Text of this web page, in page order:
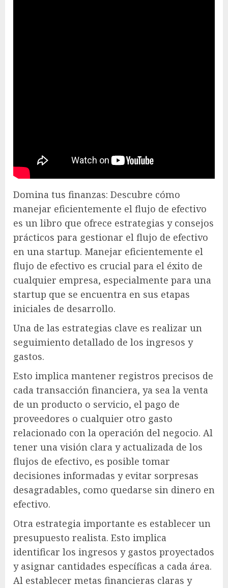
Domina tus finanzas: Descubre cómo
manejar eficientemente el flujo de efectivo
es un libro que ofrece estrategias y consejos
prácticos para gestionar el flujo de efectivo
en una startup. Manejar eficientemente el
flujo de efectivo es crucial para el éxito de
cualquier empresa, especialmente para una
startup que se encuentra en sus etapas
iniciales de desarrollo.
Una de las estrategias clave es realizar un
seguimiento detallado de los ingresos y
gastos.
Esto implica mantener registros precisos de
cada transacción financiera, ya sea la venta
de un producto o servicio, el pago de
proveedores o cualquier otro gasto
relacionado con la operación del negocio. Al
tener una visión clara y actualizada de los
flujos de efectivo, es posible tomar
decisiones informadas y evitar sorpresas
desagradables, como quedarse sin dinero en
efectivo.
Otra estrategia importante es establecer un
presupuesto realista. Esto implica
identificar los ingresos y gastos proyectados
y asignar cantidades específicas a cada área.
Al establecer metas financieras claras y